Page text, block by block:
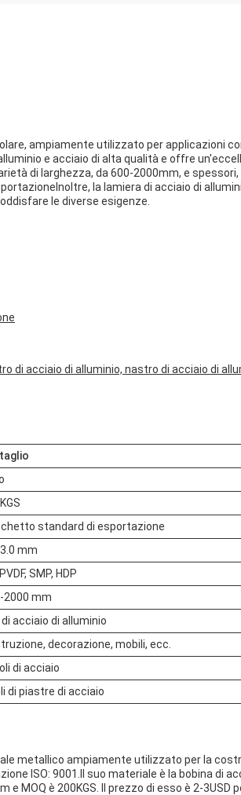
ampiamente utilizzato per applicazioni
e acciaio di alta qualità e offre
di larghezza, da 600-2000mm, e
la lamiera di acciaio di
le diverse esigenze.
di acciaio di alluminio, nastro di acciaio di
standard di esportazione
mm
SMP, HDP
2000 mm
di acciaio di alluminio
decorazione, mobili, ecc.
di acciaio
di piastre di acciaio
metallico ampiamente utilizzato per la
ISO: 9001.Il suo materiale è la bobina di
MOQ è 200KGS. Il prezzo di esso è 2-3USD